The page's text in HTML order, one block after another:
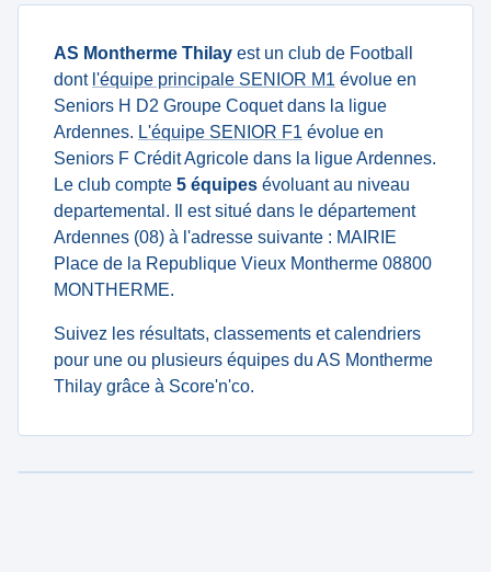
AS Montherme Thilay est un club de Football
dont l'équipe principale SENIOR M1 évolue en
Seniors H D2 Groupe Coquet dans la ligue
Ardennes. L'équipe SENIOR F1 évolue en
Seniors F Crédit Agricole dans la ligue Ardennes.
Le club compte 5 équipes évoluant au niveau
departemental. Il est situé dans le département
Ardennes (08) à l'adresse suivante : MAIRIE
Place de la Republique Vieux Montherme 08800
MONTHERME.
Suivez les résultats, classements et calendriers
pour une ou plusieurs équipes du AS Montherme
Thilay grâce à Score'n'co.